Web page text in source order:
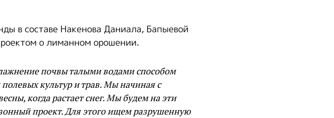
в составе Накенова Даниала, Бапыевой
о лиманном орошении.
почвы талыми водами способом
культур и трав. Мы начиная с
когда растает снег. Мы будем на эти
проект. Для этого ищем разрушенную